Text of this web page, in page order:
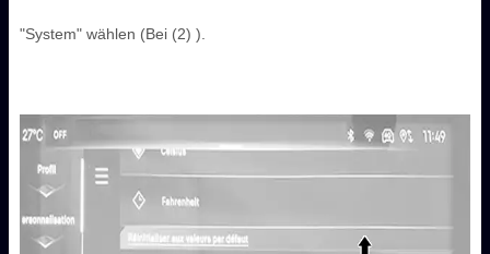
"System" wählen (Bei (2) ).